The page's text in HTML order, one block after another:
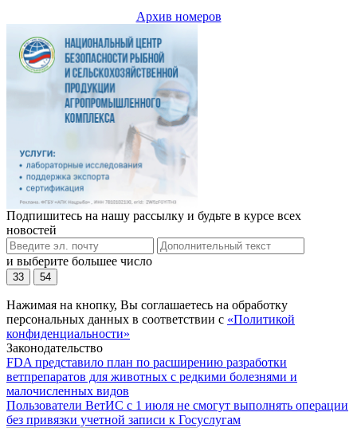
Архив номеров
Подпишитесь на нашу рассылку и будьте в курсе всех
новостей
и выберите большее число
33 54
Нажимая на кнопку, Вы соглашаетесь на обработку
персональных данных в соответствии с «Политикой
конфиденциальности»
Законодательство
FDA представило план по расширению разработки
ветпрепаратов для животных с редкими болезнями и
малочисленных видов
Пользователи ВетИС с 1 июля не смогут выполнять операции
без привязки учетной записи к Госуслугам